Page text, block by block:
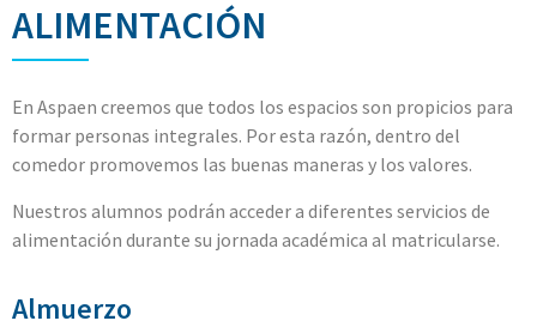
ALIMENTACIÓN
En Aspaen creemos que todos los espacios son propicios para
formar personas integrales. Por esta razón, dentro del
comedor promovemos las buenas maneras y los valores.
Nuestros alumnos podrán acceder a diferentes servicios de
alimentación durante su jornada académica al matricularse.
Almuerzo